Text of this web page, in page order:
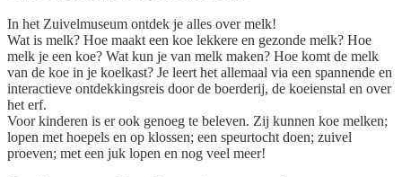
In het Zuivelmuseum ontdek je alles over melk!
Wat is melk? Hoe maakt een koe lekkere en gezonde melk? Hoe
melk je een koe? Wat kun je van melk maken? Hoe komt de melk
van de koe in je koelkast? Je leert het allemaal via een spannende en
interactieve ontdekkingsreis door de boerderij, de koeienstal en over
het erf.
Voor kinderen is er ook genoeg te beleven. Zij kunnen koe melken;
lopen met hoepels en op klossen; een speurtocht doen; zuivel
proeven; met een juk lopen en nog veel meer!